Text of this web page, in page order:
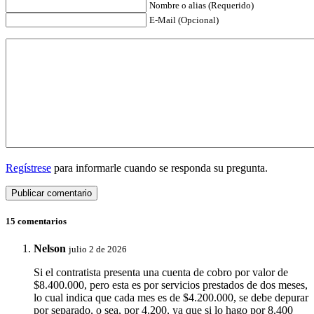
Nombre o alias (Requerido)
E-Mail (Opcional)
Regístrese para informarle cuando se responda su pregunta.
15 comentarios
Nelson julio 2 de 2026
Si el contratista presenta una cuenta de cobro por valor de
$8.400.000, pero esta es por servicios prestados de dos meses,
lo cual indica que cada mes es de $4.200.000, se debe depurar
por separado, o sea, por 4.200, ya que si lo hago por 8.400